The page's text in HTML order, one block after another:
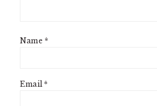
Name*
Email*